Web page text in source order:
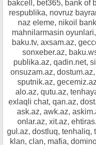
bakcell, bet365, bank of
respublika, novruz
naz eleme, nikoil
mahnilarmasin
baku.tv, axsam.az,
sonxeber.az,
publika.az, qadin.net,
onsuzam.az,
sputnik.az,
alo.az, qutu.az,
exlaqli chat, qan.az,
ask.az, awk.az,
onlar.az, xit.az,
gul.az, dostluq, tenhaliq,
klan, clan, mafia,